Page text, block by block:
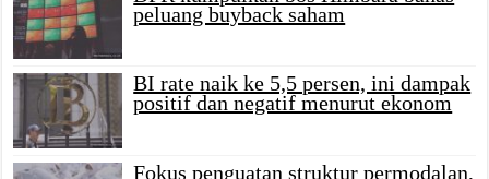
peluang buyback saham
BI rate naik ke 5,5 persen, ini dampak
positif dan negatif menurut ekonom
Fokus penguatan struktur permodalan,